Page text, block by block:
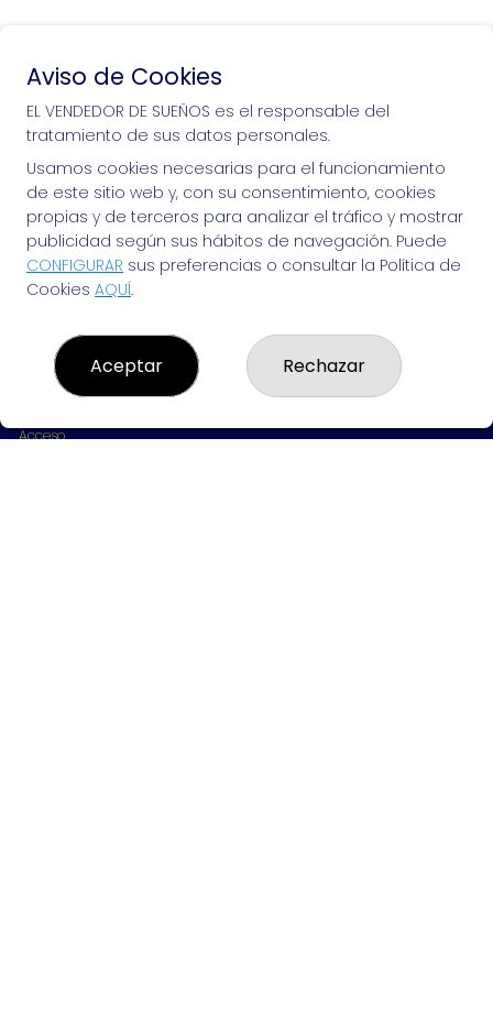
Si puedes soñarlo, puedes hacerlo, ¡mucha
suerte!
EL VENDEDOR DE SUEÑOS
¿Quiénes somos?
Resultados
Contacto
Empresas
Acceso
Aviso de Cookies
EL VENDEDOR DE SUEÑOS es el responsable del
tratamiento de sus datos personales.
Usamos cookies necesarias para el funcionamiento
de este sitio web y, con su consentimiento, cookies
propias y de terceros para analizar el tráfico y mostrar
publicidad según sus hábitos de navegación. Puede
CONFIGURAR sus preferencias o consultar la Política de
Cookies AQUÍ.
Aceptar Rechazar